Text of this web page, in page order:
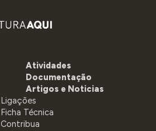
Atividades
Documentação
Artigos e Noticias
Ligações
Ficha Técnica
Contribua